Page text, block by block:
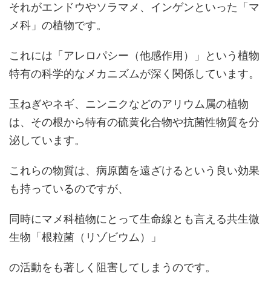
それがエンドウやソラマメ、インゲンといった「マ
メ科」の植物です。
これには「アレロパシー（他感作用）」という植物
特有の科学的なメカニズムが深く関係しています。
玉ねぎやネギ、ニンニクなどのアリウム属の植物
は、その根から特有の硫黄化合物や抗菌性物質を分
泌しています。
これらの物質は、病原菌を遠ざけるという良い効果
も持っているのですが、
同時にマメ科植物にとって生命線とも言える共生微
生物「根粒菌（リゾビウム）」
の活動をも著しく阻害してしまうのです。